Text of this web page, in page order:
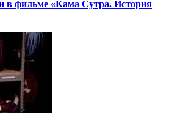
в фильме «Кама Сутра. История